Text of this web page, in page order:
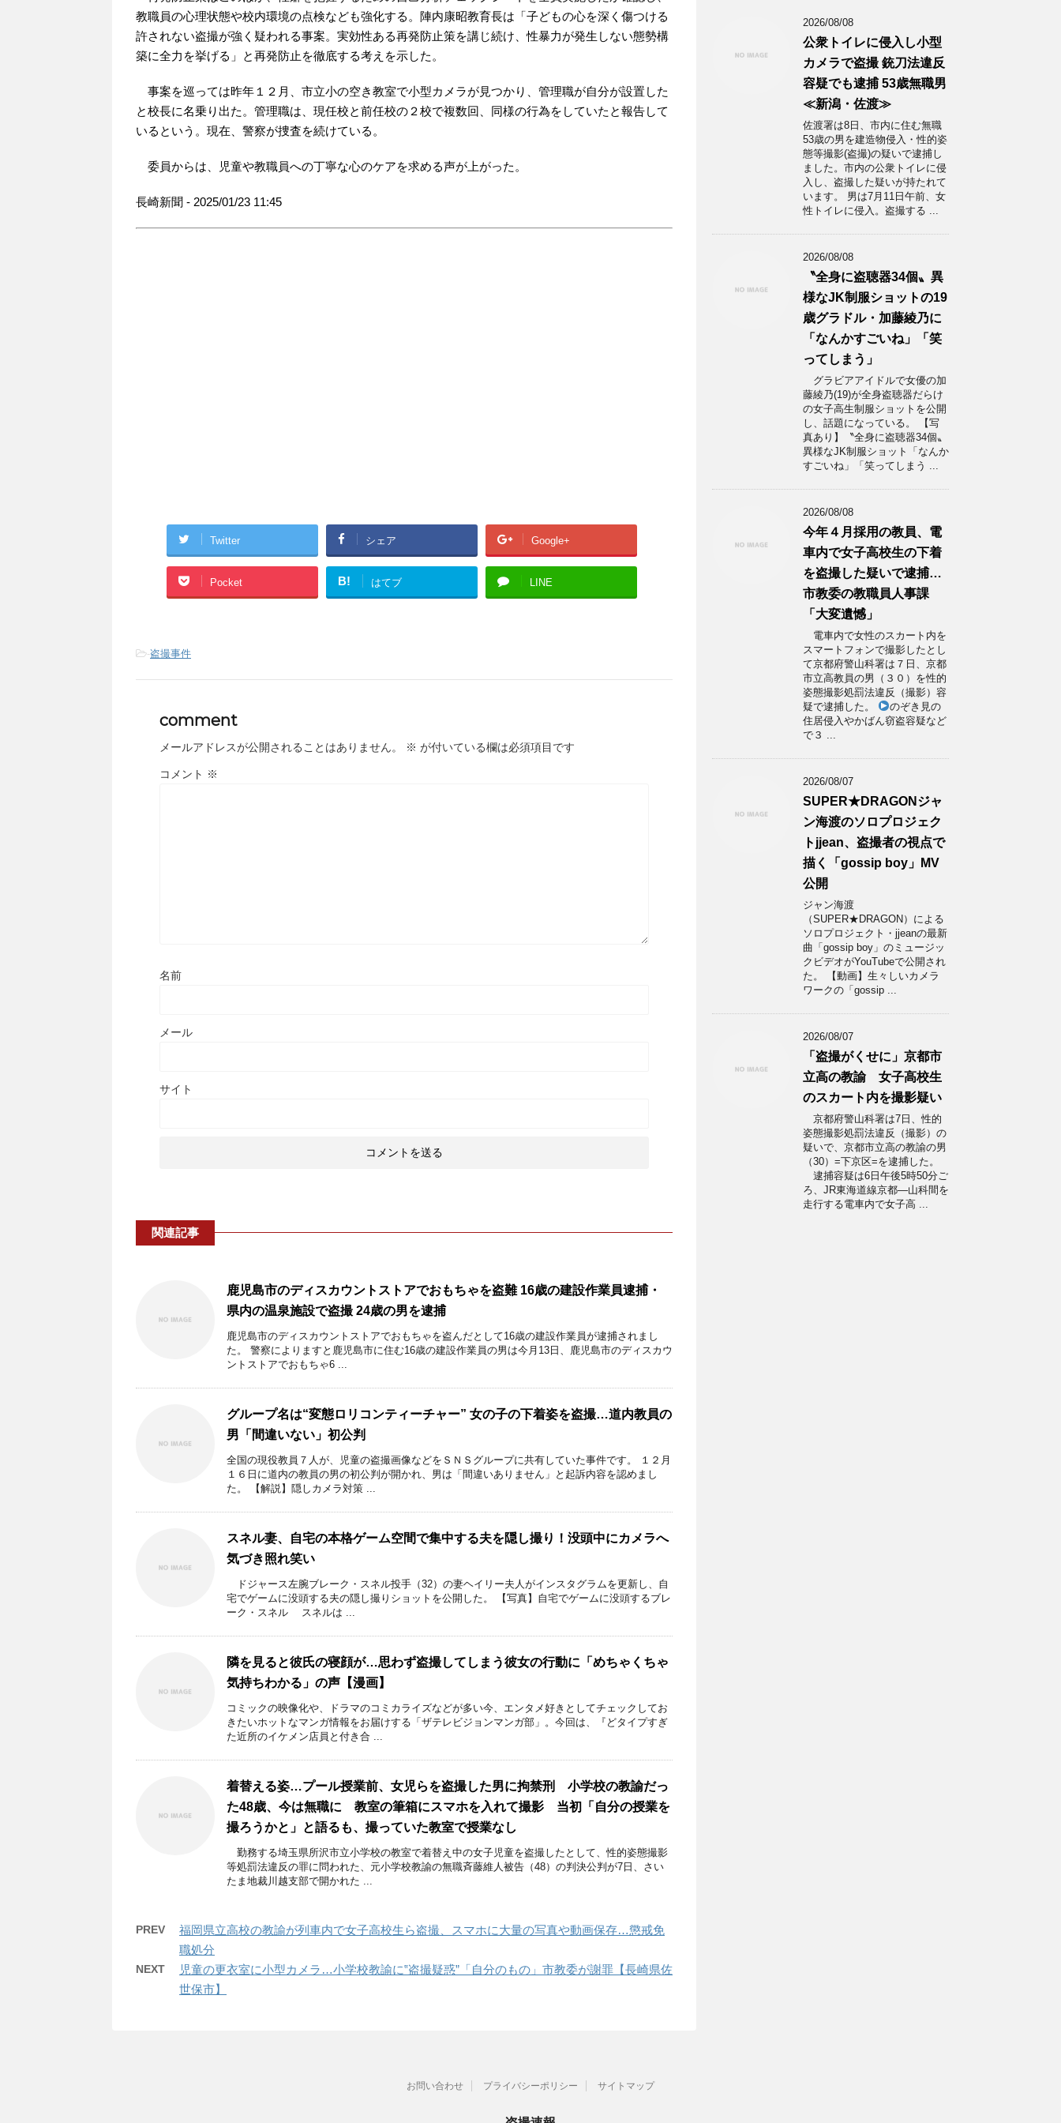
教職員の心理状態や校内環境の点検なども強化する。陣内康昭教育長は「子どもの心を深く傷つける
許されない盗撮が強く疑われる事案。実効性ある再発防止策を講じ続け、性暴力が発生しない態勢構
築に全力を挙げる」と再発防止を徹底する考えを示した。
事案を巡っては昨年１２月、市立小の空き教室で小型カメラが見つかり、管理職が自分が設置した
と校長に名乗り出た。管理職は、現任校と前任校の２校で複数回、同様の行為をしていたと報告して
いるという。現在、警察が捜査を続けている。
委員からは、児童や教職員への丁寧な心のケアを求める声が上がった。
長崎新聞 - 2025/01/23 11:45
Twitter シェア Google+
Pocket B! はてブ LINE
-盗撮事件
comment
メールアドレスが公開されることはありません。 ※ が付いている欄は必須項目です
コメント ※
名前
メール
サイト
関連記事
鹿児島市のディスカウントストアでおもちゃを盗難 16歳の建設作業員逮捕・
県内の温泉施設で盗撮 24歳の男を逮捕
鹿児島市のディスカウントストアでおもちゃを盗んだとして16歳の建設作業員が逮捕されまし
た。 警察によりますと鹿児島市に住む16歳の建設作業員の男は今月13日、鹿児島市のディスカウ
ントストアでおもちゃ6 ...
グループ名は“変態ロリコンティーチャー” 女の子の下着姿を盗撮…道内教員の
男「間違いない」初公判
全国の現役教員７人が、児童の盗撮画像などをＳＮＳグループに共有していた事件です。 １２月
１６日に道内の教員の男の初公判が開かれ、男は「間違いありません」と起訴内容を認めまし
た。 【解説】隠しカメラ対策 ...
スネル妻、自宅の本格ゲーム空間で集中する夫を隠し撮り！没頭中にカメラへ
気づき照れ笑い
ドジャース左腕ブレーク・スネル投手（32）の妻ヘイリー夫人がインスタグラムを更新し、自
宅でゲームに没頭する夫の隠し撮りショットを公開した。 【写真】自宅でゲームに没頭するブレ
ーク・スネル スネルは ...
隣を見ると彼氏の寝顔が…思わず盗撮してしまう彼女の行動に「めちゃくちゃ
気持ちわかる」の声【漫画】
コミックの映像化や、ドラマのコミカライズなどが多い今、エンタメ好きとしてチェックしてお
きたいホットなマンガ情報をお届けする「ザテレビジョンマンガ部」。今回は、『どタイプすぎ
た近所のイケメン店員と付き合 ...
着替える姿…プール授業前、女児らを盗撮した男に拘禁刑 小学校の教諭だっ
た48歳、今は無職に 教室の筆箱にスマホを入れて撮影 当初「自分の授業を
撮ろうかと」と語るも、撮っていた教室で授業なし
勤務する埼玉県所沢市立小学校の教室で着替え中の女子児童を盗撮したとして、性的姿態撮影
等処罰法違反の罪に問われた、元小学校教諭の無職斉藤維人被告（48）の判決公判が7日、さい
たま地裁川越支部で開かれた ...
PREV
福岡県立高校の教諭が列車内で女子高校生ら盗撮、スマホに大量の写真や動画保存…懲戒免
職処分
NEXT
児童の更衣室に小型カメラ…小学校教諭に‟盗撮疑惑”「自分のもの」市教委が謝罪【長崎県佐
世保市】
2026/08/08
公衆トイレに侵入し小型
カメラで盗撮 銃刀法違反
容疑でも逮捕 53歳無職男
≪新潟・佐渡≫
佐渡署は8日、市内に住む無職
53歳の男を建造物侵入・性的姿
態等撮影(盗撮)の疑いで逮捕し
ました。市内の公衆トイレに侵
入し、盗撮した疑いが持たれて
います。 男は7月11日午前、女
性トイレに侵入。盗撮する ...
2026/08/08
〝全身に盗聴器34個〟異
様なJK制服ショットの19
歳グラドル・加藤綾乃に
「なんかすごいね」「笑
ってしまう」
グラビアアイドルで女優の加
藤綾乃(19)が全身盗聴器だらけ
の女子高生制服ショットを公開
し、話題になっている。 【写
真あり】〝全身に盗聴器34個〟
異様なJK制服ショット「なんか
すごいね」「笑ってしまう ...
2026/08/08
今年４月採用の教員、電
車内で女子高校生の下着
を盗撮した疑いで逮捕…
市教委の教職員人事課
「大変遺憾」
電車内で女性のスカート内を
スマートフォンで撮影したとし
て京都府警山科署は７日、京都
市立高教員の男（３０）を性的
姿態撮影処罰法違反（撮影）容
疑で逮捕した。
のぞき見の
住居侵入やかばん窃盗容疑など
で３ ...
2026/08/07
SUPER★DRAGONジャ
ン海渡のソロプロジェク
トjjean、盗撮者の視点で
描く「gossip boy」MV
公開
ジャン海渡
（SUPER★DRAGON）による
ソロプロジェクト・jjeanの最新
曲「gossip boy」のミュージッ
クビデオがYouTubeで公開され
た。 【動画】生々しいカメラ
ワークの「gossip ...
2026/08/07
「盗撮がくせに」京都市
立高の教諭 女子高校生
のスカート内を撮影疑い
京都府警山科署は7日、性的
姿態撮影処罰法違反（撮影）の
疑いで、京都市立高の教諭の男
（30）=下京区=を逮捕した。
逮捕容疑は6日午後5時50分ご
ろ、JR東海道線京都―山科間を
走行する電車内で女子高 ...
お問い合わせ プライバシーポリシー サイトマップ